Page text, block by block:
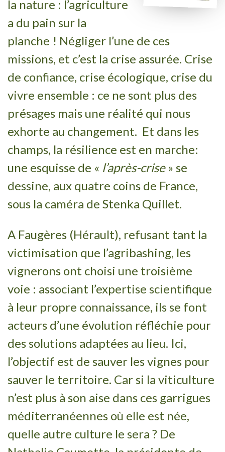
la nature : l’agriculture
a du pain sur la
planche ! Négliger l’une de ces
missions, et c’est la crise assurée. Crise
de confiance, crise écologique, crise du
vivre ensemble : ce ne sont plus des
présages mais une réalité qui nous
exhorte au changement. Et dans les
champs, la résilience est en marche:
une esquisse de « l’après-crise» se
dessine, aux quatre coins de France,
sous la caméra de Stenka Quillet.
A Faugères (Hérault), refusant tant la
victimisation que l’agribashing, les
vignerons ont choisi une troisième
voie : associant l’expertise scientifique
à leur propre connaissance, ils se font
acteurs d’une évolution réfléchie pour
des solutions adaptées au lieu. Ici,
l’objectif est de sauver les vignes pour
sauver le territoire. Car si la viticulture
n’est plus à son aise dans ces garrigues
méditerranéennes où elle est née,
quelle autre culture le sera ? De